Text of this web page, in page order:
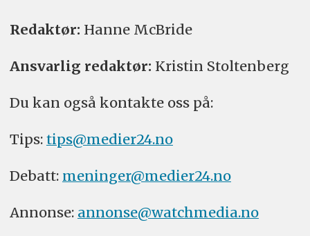
Redaktør: Hanne McBride
Ansvarlig redaktør: Kristin Stoltenberg
Du kan også kontakte oss på:
Tips: tips@medier24.no
Debatt: meninger@medier24.no
Annonse: annonse@watchmedia.no